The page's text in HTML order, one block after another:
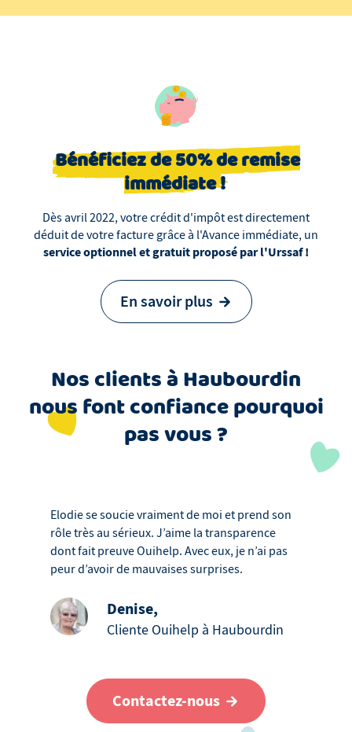
Bénéficiez de 50% de remise
immédiate !
Dès avril 2022, votre crédit d'impôt est directement
déduit de votre facture grâce à l'Avance immédiate, un
service optionnel et gratuit proposé par l'Urssaf !
En savoir plus
Nos clientsàHaubourdin
nous font confiance pourquoi
pas vous ?
Elodie se soucie vraiment de moi et prend son
rôle très au sérieux. J’aime la transparence
dont fait preuve Ouihelp. Avec eux, je n’ai pas
peur d’avoir de mauvaises surprises.
Denise,
Cliente Ouihelp à Haubourdin
Contactez-nous